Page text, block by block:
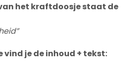
het kraftdoosje staat de
vind je de inhoud + tekst: